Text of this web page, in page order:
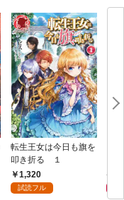
転生王女は今日も旗を
叩き折る １
1,320
試読フル
～
仕